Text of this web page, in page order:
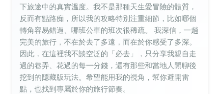
下旅途中的真實溫度。我不是那種天生愛冒險的體質，
反而有點路痴，所以我的攻略特別注重細節，比如哪個
轉角容易錯過、哪班公車的班次很稀疏。 我深信，一趟
完美的旅行，不在於去了多遠，而在於你感受了多深。
因此，在這裡我不談空泛的「必去」，只分享我親自走
過的巷弄、花過的每一分錢，還有那些和當地人閒聊後
挖到的隱藏版玩法。希望能用我的視角，幫你避開雷
點，也找到專屬於你的旅行節奏。